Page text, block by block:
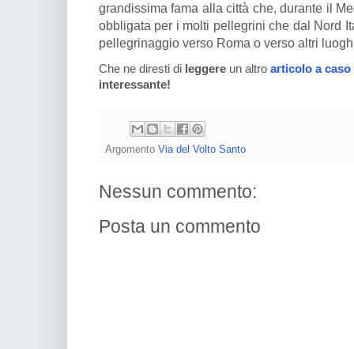
grandissima fama alla città che, durante il
obbligata per i molti pellegrini che dal Nord
pellegrinaggio verso Roma o verso altri
Che ne diresti di leggere un altro articolo a caso
interessante!
Argomento Via del Volto Santo
Nessun commento:
Posta un commento